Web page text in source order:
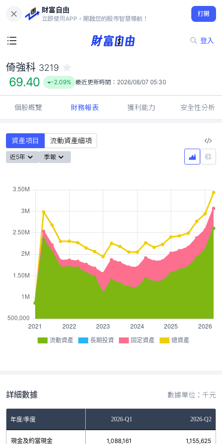
財富自由
立即使用APP，開啟您的股市智慧導航！
打開
登入
69.40
-2.09%
倚強科 3219
69.40 -2.09% 最近更新時間： 2026/08/07 05:30
個股概覽 財務報表 獲利能力 安全性分析
資產項目 流動資產細項
近5年 季報
流動資產 長期投資 固定資產 總資產
詳細數據 數據單位：千元
年度/季度2025-Q4 2026-Q1 2026-Q2
現金及約當現金
917,181 1,088,161 1,155,625